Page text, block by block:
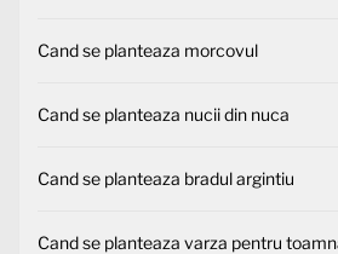
Cand se planteaza morcovul
Cand se planteaza nucii din nuca
Cand se planteaza bradul argintiu
Cand se planteaza varza pentru